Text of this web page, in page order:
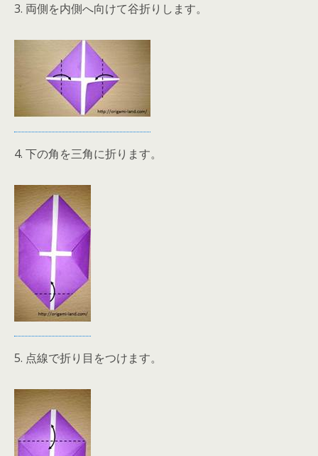
3. 両側を内側へ向けて谷折りします。
4. 下の角を三角に折ります。
5. 点線で折り目をつけます。